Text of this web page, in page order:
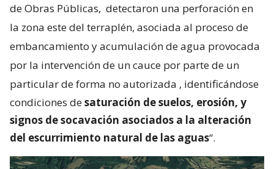
de Obras Públicas, detectaron una perforación en
la zona este del terraplén, asociada al proceso de
embancamiento y acumulación de agua provocada
por la intervención de un cauce por parte de un
particular de forma no autorizada , identificándose
condiciones desaturación de suelos, erosión, y
signos de socavación asociados a la alteración
del escurrimiento natural de las aguas“.